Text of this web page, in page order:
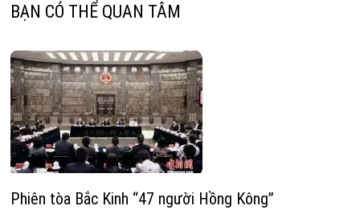
BẠN CÓ THỂ QUAN TÂM
Phiên tòa Bắc Kinh “47 người Hồng Kông”